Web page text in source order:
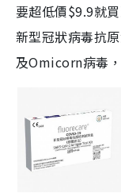
要超低價$9.9就
新型冠狀病毒抗
及Omicorn病毒